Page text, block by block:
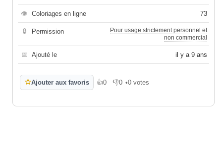
👁 Coloriages en ligne 73
🔒 Permission
Pour usage strictement personnel et
non commercial
📅 Ajouté le il y a 9 ans
☆Ajouter aux favoris 👍0
J'aime 👎0
Je n'aime pas
•0 votes